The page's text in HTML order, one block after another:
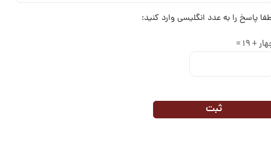
پاسخ را به عدد انگلیسی وارد کنید:
+ 19 =